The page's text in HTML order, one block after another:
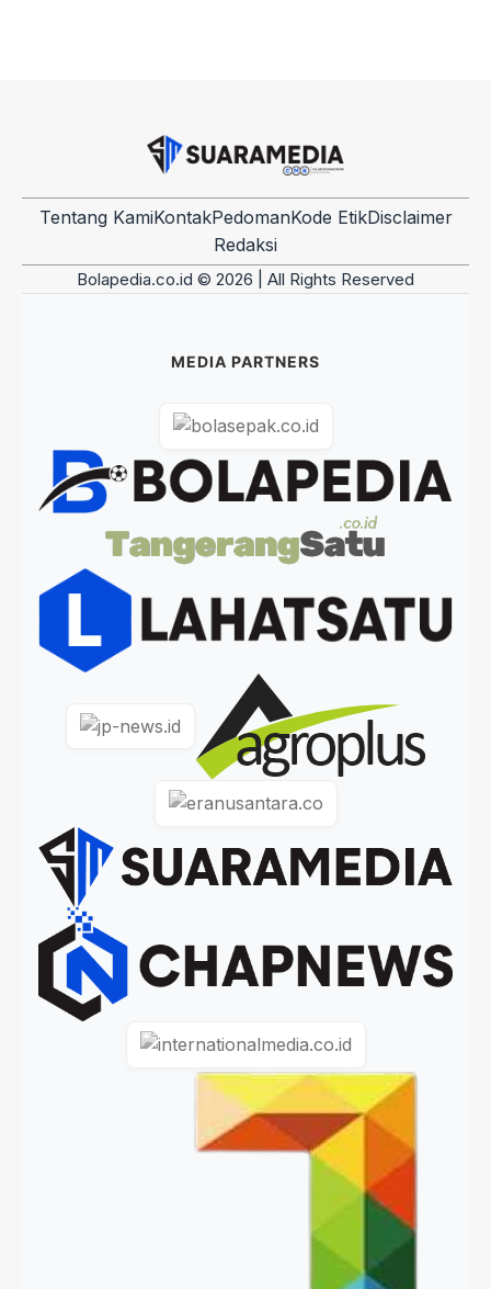
Tentang KamiKontakPedomanKode EtikDisclaimer
Redaksi
Bolapedia.co.id © 2026 | All Rights Reserved
MEDIA PARTNERS